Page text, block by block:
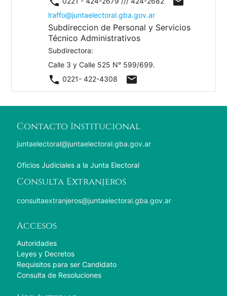
lraffo@juntaelectoral.gba.gov.ar
Subdireccion de Personal y Servicios
Técnico Administrativos
Subdirectora:
Calle 3 y Calle 525 N° 599/699.
phone 0221- 422-4308 mail
Contacto Institucional
juntaelectoral@juntaelectoral.gba.gov.ar
Oficios Judiciales a la Junta Electoral
Consulta Extranjeros
consultaextranjeros@juntaelectoral.gba.gov.ar
Accesos
Autoridades
Leyes y Decretos
Requisitos para ser Candidato
Consulta de Resoluciones